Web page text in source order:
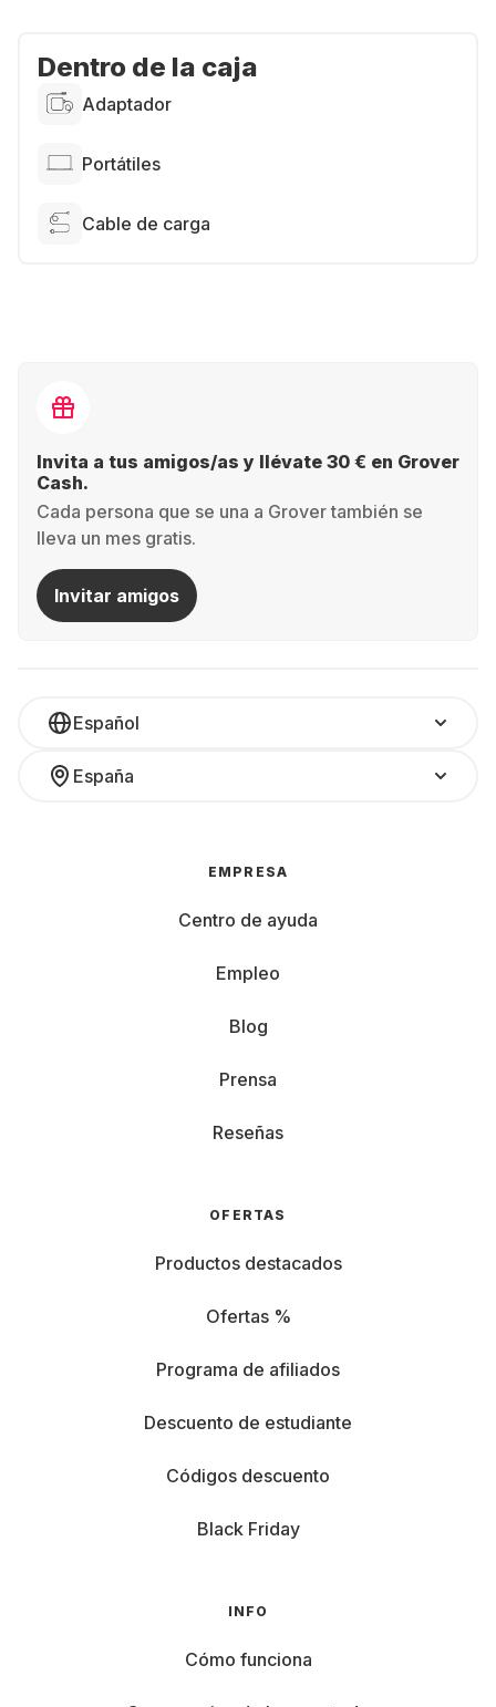
Dentro de la caja
Adaptador
Portátiles
Cable de carga
Invita a tus amigos/as y llévate 30 € en Grover
Cash.
Cada persona que se una a Grover también se
lleva un mes gratis.
Invitar amigos
Español
España
EMPRESA
Centro de ayuda
Empleo
Blog
Prensa
Reseñas
OFERTAS
Productos destacados
Ofertas %
Programa de afiliados
Descuento de estudiante
Códigos descuento
Black Friday
INFO
Cómo funciona